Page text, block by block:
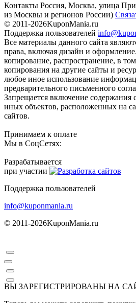
Контакты Россия, Москва, улица
из Москвы и регионов России)
© 2011-2026KuponMania.ru
Поддержка пользователей
Все материалы данного сайта
права, включая дизайн и
копирование, распространение, в
копирования на другие сайты и
любое иное использование
предварительного письменного
Запрещается включение содержания
иных объектов, расположенных на
сайтов.
Принимаем к оплате
Мы в СоцСетях:
Разрабатывается
при участии
Поддержка пользователей
info@kuponmania.ru
© 2011-2026KuponMania.ru
ВЫ ЗАРЕГИСТРИРОВАНЫ НА